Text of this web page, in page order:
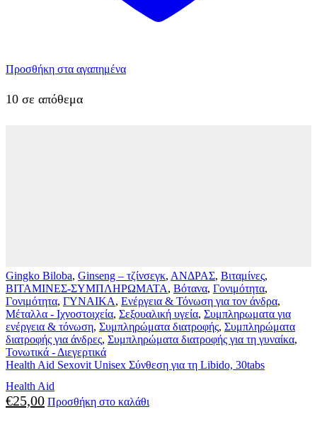
Προσθήκη στα αγαπημένα
10 σε απόθεμα
Gingko Biloba, Ginseng – τζίνσεγκ, ΑΝΔΡΑΣ, Βιταμίνες,
ΒΙΤΑΜΙΝΕΣ-ΣΥΜΠΛΗΡΩΜΑΤΑ, Βότανα, Γονιμότητα,
Γονιμότητα, ΓΥΝΑΙΚΑ, Ενέργεια & Τόνωση για τον άνδρα,
Μέταλλα - Ιχνοστοιχεία, Σεξουαλική υγεία, Συμπληρωματα για
ενέργεια & τόνωση, Συμπληρώματα διατροφής, Συμπληρώματα
διατροφής για άνδρες, Συμπληρώματα διατροφής για τη γυναίκα,
Τονωτικά - Διεγερτικά
Health Aid Sexovit Unisex Σύνθεση για τη Libido, 30tabs
Health Aid
€25,00 Προσθήκη στο καλάθι